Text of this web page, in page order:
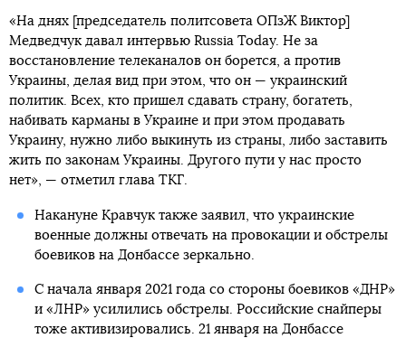
«На днях [председатель политсовета ОПзЖ Виктор]
Медведчук давал интервью Russia Today. Не за
восстановление телеканалов он борется, а против
Украины, делая вид при этом, что он — украинский
политик. Всех, кто пришел сдавать страну, богатеть,
набивать карманы в Украине и при этом продавать
Украину, нужно либо выкинуть из страны, либо заставить
жить по законам Украины. Другого пути у нас просто
нет», — отметил глава ТКГ.
Накануне Кравчук также заявил, что украинские
военные должны отвечать на провокации и обстрелы
боевиков на Донбассе зеркально.
С начала января 2021 года со стороны боевиков «ДНР»
и «ЛНР» усилились обстрелы. Российские снайперы
тоже активизировались. 21 января на Донбассе